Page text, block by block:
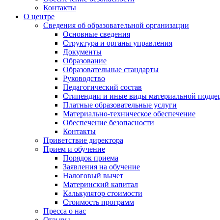
Контакты
О центре
Сведения об образовательной организации
Основные сведения
Структура и органы управления
Документы
Образование
Образовательные стандарты
Руководство
Педагогический состав
Стипендии и иные виды материальной
Платные образовательные услуги
Материально-техническое обеспечение
Обеспечение безопасности
Контакты
Приветствие директора
Прием и обучение
Порядок приема
Заявления на обучение
Налоговый вычет
Материнский капитал
Калькулятор стоимости
Стоимость программ
Пресса о нас